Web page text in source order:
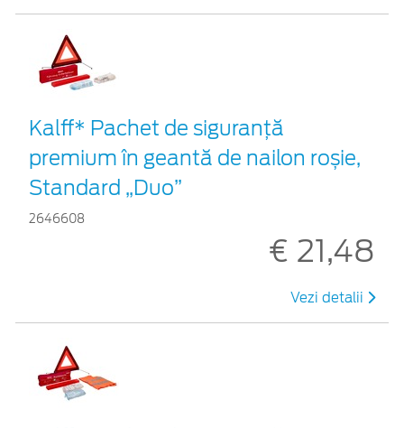
Kalff* Pachet de siguranţă
premium în geantă de nailon roșie,
Standard „Duo”
2646608
€ 21,48
Vezi detalii